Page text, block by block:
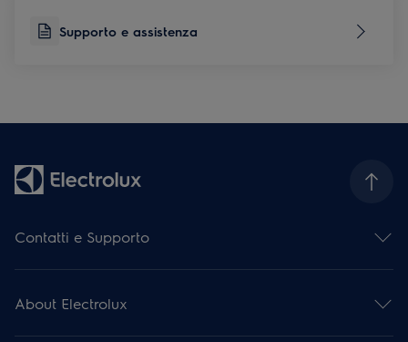
Supporto e assistenza
Contatti e Supporto
Iscriviti alla nostra newsletter
Facebook
Instagram
About Electrolux